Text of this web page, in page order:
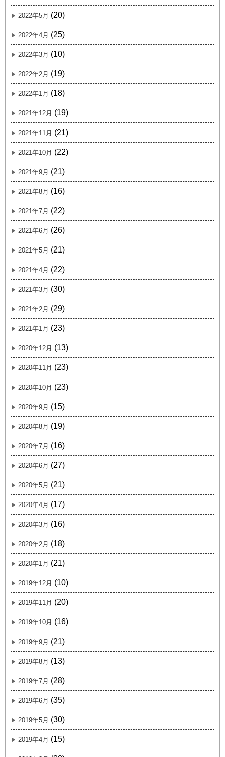
2022年5月 (20)
2022年4月 (25)
2022年3月 (10)
2022年2月 (19)
2022年1月 (18)
2021年12月 (19)
2021年11月 (21)
2021年10月 (22)
2021年9月 (21)
2021年8月 (16)
2021年7月 (22)
2021年6月 (26)
2021年5月 (21)
2021年4月 (22)
2021年3月 (30)
2021年2月 (29)
2021年1月 (23)
2020年12月 (13)
2020年11月 (23)
2020年10月 (23)
2020年9月 (15)
2020年8月 (19)
2020年7月 (16)
2020年6月 (27)
2020年5月 (21)
2020年4月 (17)
2020年3月 (16)
2020年2月 (18)
2020年1月 (21)
2019年12月 (10)
2019年11月 (20)
2019年10月 (16)
2019年9月 (21)
2019年8月 (13)
2019年7月 (28)
2019年6月 (35)
2019年5月 (30)
2019年4月 (15)